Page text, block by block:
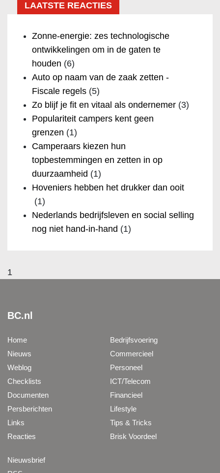
LAATSTE REACTIES
Zonne-energie: zes technologische
ontwikkelingen om in de gaten te
houden (6)
Auto op naam van de zaak zetten -
Fiscale regels (5)
Zo blijf je fit en vitaal als ondernemer (3)
Populariteit campers kent geen
grenzen (1)
Camperaars kiezen hun
topbestemmingen en zetten in op
duurzaamheid (1)
Hoveniers hebben het drukker dan ooit
(1)
Nederlands bedrijfsleven en social selling
nog niet hand-in-hand (1)
1
BC.nl
Home
Nieuws
Weblog
Checklists
Documenten
Persberichten
Links
Reacties
Bedrijfsvoering
Commercieel
Personeel
ICT/Telecom
Financieel
Lifestyle
Tips & Tricks
Brisk Voordeel
Nieuwsbrief